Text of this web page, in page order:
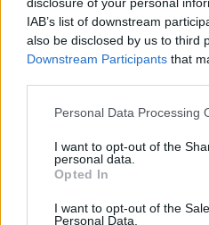
IAB’s list of downstream
also be disclosed by us to third
Downstream Participants that
Personal Data Processing
I want to opt-out of the
personal data.
Opted In
I want to opt-out of the
Personal Data.
Ειδήσεις 5-8-2026